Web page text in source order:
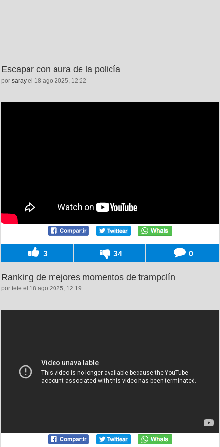
Escapar con aura de la policía
por saray el 18 ago 2025, 12:22
3 34 0
Ranking de mejores momentos de trampolín
por tete el 18 ago 2025, 12:19